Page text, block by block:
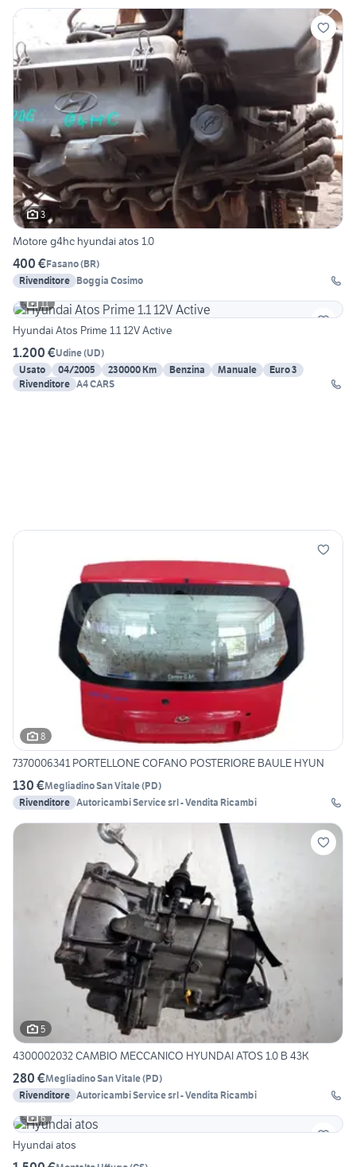
3
Motore g4hc hyundai atos 1.0
400 €Fasano(BR)
Rivenditore Boggia Cosimo
11
Hyundai Atos Prime 1.1 12V Active
1.200 €Udine(UD)
Usato
04/2005 230000 Km Benzina Manuale
Euro 3
Rivenditore A4 CARS
8
7370006341 PORTELLONE COFANO POSTERIORE BAULE HYUN
130 €Megliadino San Vitale(PD)
Rivenditore Autoricambi Service srl - Vendita Ricambi
5
4300002032 CAMBIO MECCANICO HYUNDAI ATOS 1.0 B 43K
280 €Megliadino San Vitale(PD)
Rivenditore Autoricambi Service srl - Vendita Ricambi
6
Hyundai atos